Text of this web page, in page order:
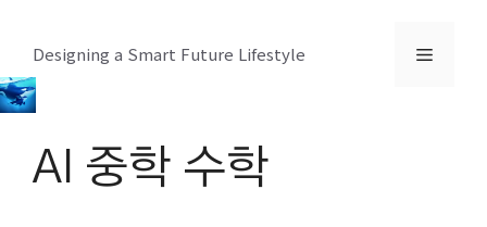
츠
로
Designing a Smart Future Lifestyle 메
AI 중학 수학